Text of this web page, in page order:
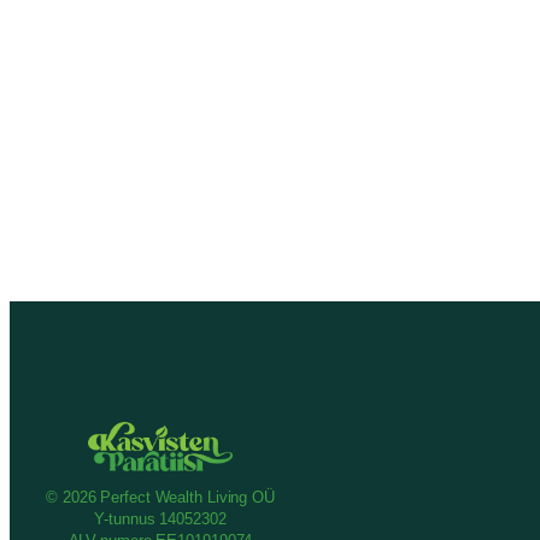
© 2026 Perfect Wealth Living OÜ
Y-tunnus 14052302